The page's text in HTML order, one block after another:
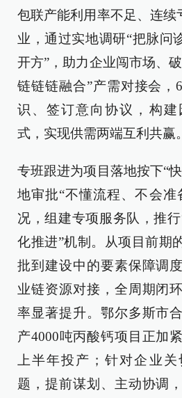
包联产能利用率不足、连续
业，通过实地调研“把脉问
开方”，助力企业闯市场、
链链链融合”产需对接会，
识、签订意向协议，构
式，实现供需两端互利共赢。
专班跟进为项目落地按下“
地审批“不懂流程、不会准
况，组建专项服务队，推
化推进”机制。从项目前期
批到建设中的要素保障调
业链资源对接，全周期闭
率显著提升。鄂尔多斯市
产4000吨丙酸钙项目正加
上半年投产；针对企业
题，提前谋划、主动协调